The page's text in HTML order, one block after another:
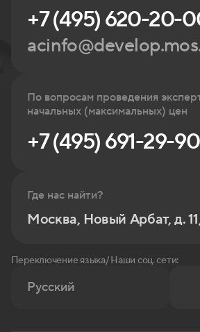
+7 (495) 620-20-
По вопросам проведения
начальных (максимальных) цен
+7 (495) 691-29-90
Где нас найти?
Москва, Новый Арбат, д. 11,
Переключение языка/ Наши соц. сети:
Русский